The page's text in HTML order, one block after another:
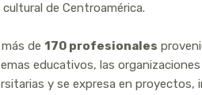
de Centroamérica.
de 170 profesionales
educativos, las
y se expresa en